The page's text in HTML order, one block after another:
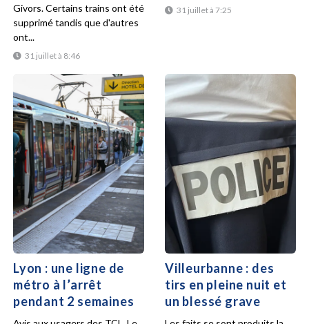
31 juillet à 8:46
Givors. Certains trains ont été
supprimé tandis que d'autres
ont...
31 juillet à 7:25
Lyon : une ligne de
métro à l’arrêt
pendant 2 semaines
Villeurbanne : des
tirs en pleine nuit et
un blessé grave